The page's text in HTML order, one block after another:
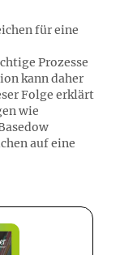
für eine
Prozesse
kann daher
Folge erklärt
wie
auf eine